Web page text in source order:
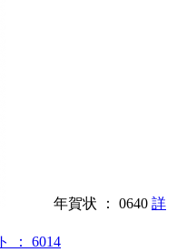
年賀状 ： 0640 詳